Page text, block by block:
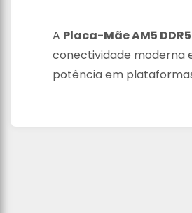
A Placa-Mãe AM5 DDR5
conectividade moderna
potência em